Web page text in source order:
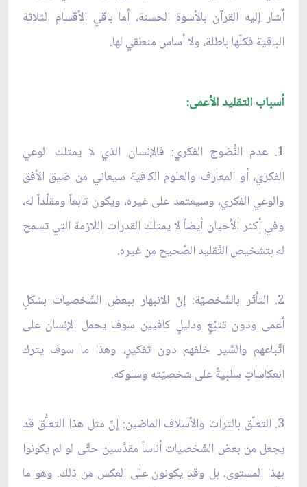
أشار إليه القرآن بالأسوة الحسنة، أما باقي الأقسام الثلاثة
الباقية فكلّها باطلة، ولا أساس منطقي لها.
أسباب التقليد الأعمى:
1. عدم النُّضوج الفكري: فالإنسان الذي لا يمتلك الوعي
الفكري، أو المعارف والعلوم الكافية سيعاني من ضيق الأفق
والوعي الفكري، وسيعتمد على غيره، ويكون تابعاً ومقلِّداً له،
وفي أكثر الأحيان أيضاً لا يمتلك القدرات اللازمة التي تسمح
له بتشخيص التَّقليد الصَّحيح من غيره.
2. التأثّر بالشَّخصيّة: إنّ الانبهار ببعض الشَّخصيات بشكلٍ
أعمى ودون تتبّعٍ ودليلٍ كافيين سوف يحمل الإنسان على
اتّباعهم والسَّير خلفهم دون تفكيرٍ، وهذا ما سوف يترك
انعكاساتٍ سلبيةً على شخصيّته وسلوكه.
3. التعلّق بالتراث والأسلاف الماضين: إنّ مثل هذا التعلُّق قد
يجعل من بعض الشّخصيات أناساً مقدَّسين حتَّى لو لم يكونوا
بهذا المستوى، بل وقد يكونون على العكس من ذلك. وهو ما